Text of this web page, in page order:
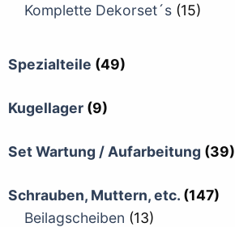
Komplette Dekorset´s (15)
Spezialteile (49)
Kugellager (9)
Set Wartung / Aufarbeitung (39)
Schrauben, Muttern, etc. (147)
Beilagscheiben (13)